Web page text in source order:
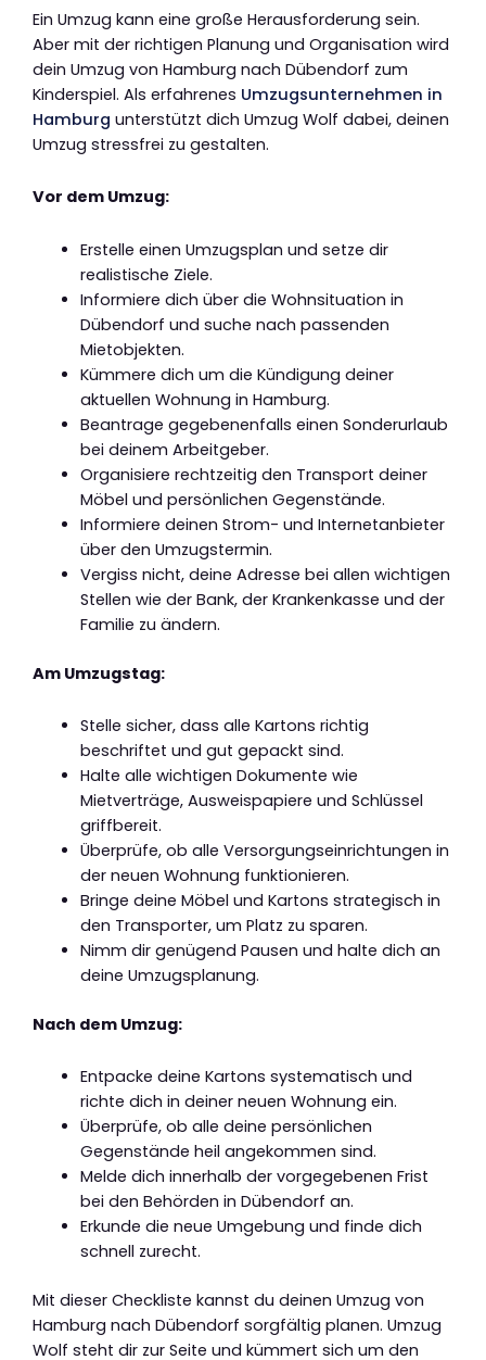
Ein Umzug kann eine große Herausforderung sein.
Aber mit der richtigen Planung und Organisation wird
dein Umzug von Hamburg nach Dübendorf zum
Kinderspiel. Als erfahrenes Umzugsunternehmen in
Hamburg unterstützt dich Umzug Wolf dabei, deinen
Umzug stressfrei zu gestalten.
Vor dem Umzug:
Erstelle einen Umzugsplan und setze dir
realistische Ziele.
Informiere dich über die Wohnsituation in
Dübendorf und suche nach passenden
Mietobjekten.
Kümmere dich um die Kündigung deiner
aktuellen Wohnung in Hamburg.
Beantrage gegebenenfalls einen Sonderurlaub
bei deinem Arbeitgeber.
Organisiere rechtzeitig den Transport deiner
Möbel und persönlichen Gegenstände.
Informiere deinen Strom- und Internetanbieter
über den Umzugstermin.
Vergiss nicht, deine Adresse bei allen wichtigen
Stellen wie der Bank, der Krankenkasse und der
Familie zu ändern.
Am Umzugstag:
Stelle sicher, dass alle Kartons richtig
beschriftet und gut gepackt sind.
Halte alle wichtigen Dokumente wie
Mietverträge, Ausweispapiere und Schlüssel
griffbereit.
Überprüfe, ob alle Versorgungseinrichtungen in
der neuen Wohnung funktionieren.
Bringe deine Möbel und Kartons strategisch in
den Transporter, um Platz zu sparen.
Nimm dir genügend Pausen und halte dich an
deine Umzugsplanung.
Nach dem Umzug:
Entpacke deine Kartons systematisch und
richte dich in deiner neuen Wohnung ein.
Überprüfe, ob alle deine persönlichen
Gegenstände heil angekommen sind.
Melde dich innerhalb der vorgegebenen Frist
bei den Behörden in Dübendorf an.
Erkunde die neue Umgebung und finde dich
schnell zurecht.
Mit dieser Checkliste kannst du deinen Umzug von
Hamburg nach Dübendorf sorgfältig planen. Umzug
Wolf steht dir zur Seite und kümmert sich um den